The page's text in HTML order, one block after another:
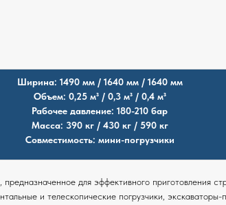
Ширина: 1490 мм / 1640 мм / 1640 мм
Объем: 0,25 м³ / 0,3 м³ / 0,4 м³
Рабочее давление: 180-210 бар
Масса: 390 кг / 430 кг / 590 кг
Совместимость: мини-погрузчики
для эффективного приготовления
и телескопические погрузчики,